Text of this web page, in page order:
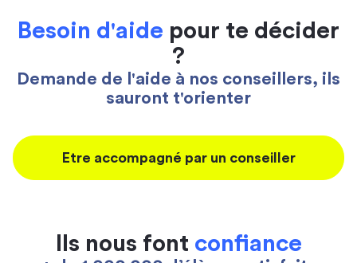
Besoin d'aide pour te décider
?
Demande de l'aide à nos conseillers, ils
sauront t'orienter
Etre accompagné par un conseiller
Ils nous font confiance